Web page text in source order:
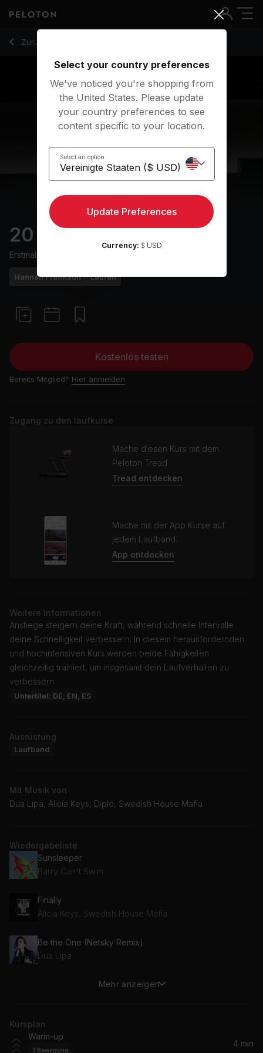
Zurück zu Laufkurse
Zurück
20 min HIIT & Hills Run
Erstmals ausgestrahlt am
Hannah Frankson Laufen
Kostenlos testen
Bereits Mitglied? Hier anmelden
Zugang zu den laufkurse
Mache diesen Kurs mit dem
Peloton Tread
Tread entdecken
Mache mit der App Kurse auf
jedem Laufband.
App entdecken
Weitere Informationen
Anstiege steigern deine Kraft, während schnelle Intervalle
deine Schnelligkeit verbessern. In diesem herausfordernden
und hochintensiven Kurs werden beide Fähigkeiten
gleichzeitig trainiert, um insgesamt dein Laufverhalten zu
verbessern.
Untertitel: DE, EN, ES
Ausrüstung
Laufband
Mit Musik von
Dua Lipa, Alicia Keys, Diplo, Swedish House Mafia
Wiedergabeliste
Sunsleeper
Barry Can't Swim
Finally
Alicia Keys, Swedish House Mafia
Be the One (Netsky Remix)
Dua Lipa
Sweet Disposition (John Summit & Silver Panda Remix)
Wild Horses (Matrix & Futurebound Remix)
Birdy, Matrix & Futurebound
Mehr anzeigen
Kursplan
Warm-up
1 Bewegung
4 min
Select your country preferences
We've noticed you're shopping from
the United States. Please update
your country preferences to see
content specific to your location.
Select an option
Update Preferences
Currency: $ USD